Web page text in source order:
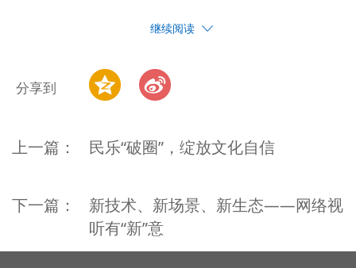
继续阅读
分享到
上一篇： 民乐“破圈”，绽放文化自信
下一篇：
新技术、新场景、新生态——网络视
听有“新”意